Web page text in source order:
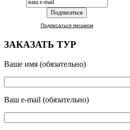
Подписаться письмом
ЗАКАЗАТЬ ТУР
Ваше имя (обязательно)
Ваш e-mail (обязательно)